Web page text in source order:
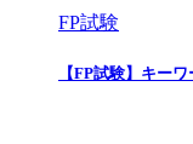
FP試験
【FP試験】キー